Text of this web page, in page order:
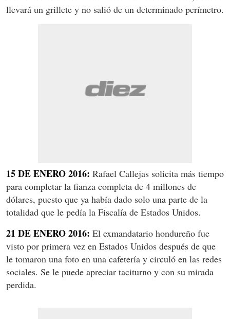
llevará un grillete y no salió de un determinado perímetro.
15 DE ENERO 2016: Rafael Callejas solicita más tiempo
para completar la fianza completa de 4 millones de
dólares, puesto que ya había dado solo una parte de la
totalidad que le pedía la Fiscalía de Estados Unidos.
21 DE ENERO 2016: El exmandatario hondureño fue
visto por primera vez en Estados Unidos después de que
le tomaron una foto en una cafetería y circuló en las redes
sociales. Se le puede apreciar taciturno y con su mirada
perdida.